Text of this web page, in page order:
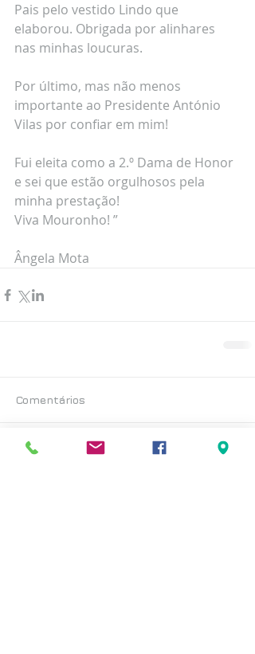
Pais pelo vestido Lindo que
elaborou. Obrigada por alinhares
nas minhas loucuras.
Por último, mas não menos
importante ao Presidente António
Vilas por confiar em mim!
Fui eleita como a 2.º Dama de Honor
e sei que estão orgulhosos pela
minha prestação!
Viva Mouronho! ”
Ângela Mota
Comentários